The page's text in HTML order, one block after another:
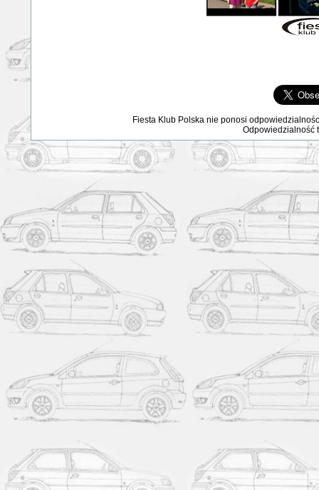
Fiesta Klub Polska nie ponosi
Odpowiedzialność